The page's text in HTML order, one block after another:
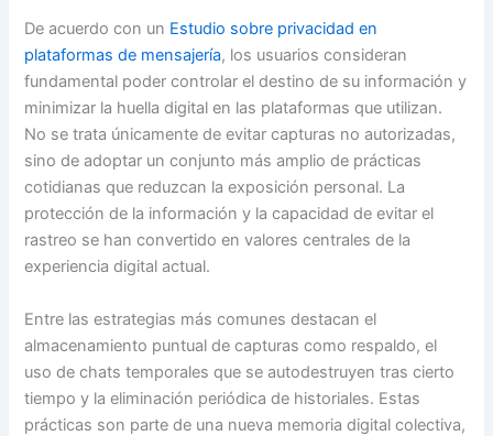
De acuerdo con un Estudio sobre privacidad en
plataformas de mensajería, los usuarios consideran
fundamental poder controlar el destino de su información y
minimizar la huella digital en las plataformas que utilizan.
No se trata únicamente de evitar capturas no autorizadas,
sino de adoptar un conjunto más amplio de prácticas
cotidianas que reduzcan la exposición personal. La
protección de la información y la capacidad de evitar el
rastreo se han convertido en valores centrales de la
experiencia digital actual.
Entre las estrategias más comunes destacan el
almacenamiento puntual de capturas como respaldo, el
uso de chats temporales que se autodestruyen tras cierto
tiempo y la eliminación periódica de historiales. Estas
prácticas son parte de una nueva memoria digital colectiva,